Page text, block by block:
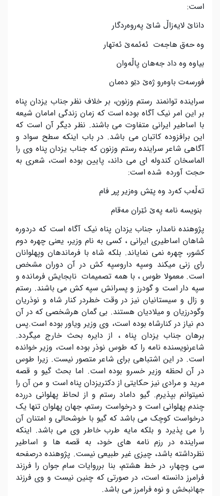
است:
داناێ لایەزاڵ شاێ پەروەردگار
وە حەق هاجەت ئەئمەێ ئەتهار
بیاوە وە داد جەهان پاڵەوان
فورسەت باوەرو ژەێ دێو دەمان
سراینده توانمند رستم وزنون، بر خلاف نظر جناب یزدان پناه
بر این امر نیک آگاه بوده است که زمان زندگی امامان شیعه
با اساطیر ایرانی متفاوت می باشند. نظر دیگر آن است که
این برافزوده کاتبان می باشد. در باب اینکه سطح سواد و
آگاهی شاعر سراینده رستم وزنون که جناب یزدان پناه وی را
الماسخان کندوله ای می داند، پایین بوده است، شعری به
حجت آورده شده است:
تەڵەب کەرد وە پێش وەزیر پڕ فام
بنویسە نامە پەێ ئێران مەقام
پژوهنده نامدار، جناب یزدان پناه نیک آگاه است که دردوره
شاهان اساطیری ایرانی ، کسی به نام وزیر، یعنی چهره دوم
کشور، چهره نمی نمایاند. بلکه شاه با فرماندهان وپهلوانان
رای زنی میکند وسپه داروسپه کش در آن دوران مشخص
است. معمولا طوس ، با همه تصمیمات نابجایش فرمانده و
سپه دار است و گودرز و پسرانش سپه کش می باشند. رستم
و زال و سیستانیان نیز در وقت خطردر کنار شاه و نوذریان
وگودرزیان و میلادیان هستند. بی گمان هرشخصی که در آن
دم نیاز در کنارشاه بوده است، وی وزیر ویاور بوده است.پس
برهان جناب یزدان پناه ، از دایره بحث خارج میگردد.
شاعرنویسنده نامه را که طوس نوذر بوده است، وزیر خوانده
است. در این اشتباهی برای شاعر متصور نیست. زیرا طوس
در آن لحظه وزیر خسرو بوده است. اما بحث گیو و قصه
مرید و مرادی نیز حکایتی از دکتریزدان پناه است و من آن را
نمیتوانم بپذیرم. گیو داماد رستم و از لحاظ پهلوانی دررده
چندم پهلوانی است و درخواست رستم، جهان پهلوان تنها یک
درخواست کوچک می باشد که گیو با خوشحالی و امتنان آن
را می پذیرد و بلکه مایه طرب خاطر وی می باشد. اینکه
سراینده در رزم نامه های خود، به قصه ها و اساطیر
نظرداشته باشد، چیزی غیر طبیعی نیست. پژوهنده درصفحه
سی وچهار، در خط هشتم، بنا برروایات سام جوان را فرزند
فرامرز دانسته است، در صورتی که چنین نیست و وی فرزند
جهانبخش و نوه فرامرز می باشد.